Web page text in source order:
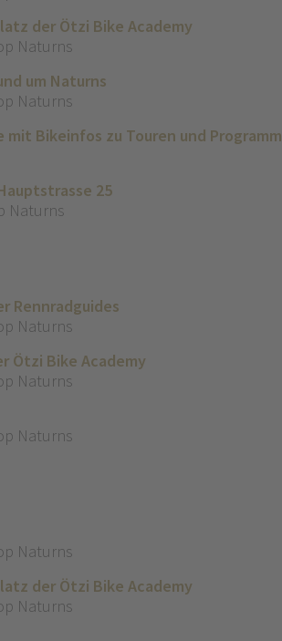
der Ötzi Bike Academy
Naturns
um Naturns
Naturns
Bikeinfos zu Touren und Programm
25
Naturns
Rennradguides
Naturns
Ötzi Bike Academy
Naturns
Naturns
Naturns
der Ötzi Bike Academy
Naturns